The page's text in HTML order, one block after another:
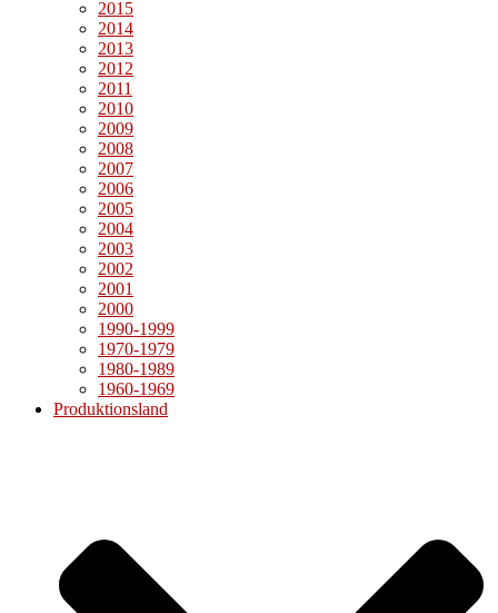
2015
2014
2013
2012
2011
2010
2009
2008
2007
2006
2005
2004
2003
2002
2001
2000
1990-1999
1970-1979
1980-1989
1960-1969
Produktionsland